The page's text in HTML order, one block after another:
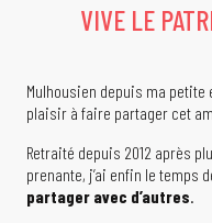
VIVE LE
Mulhousien depuis ma petite
plaisir à faire partager cet
Retraité depuis 2012 après
prenante, j’ai enfin le temps
partager avec d’autres